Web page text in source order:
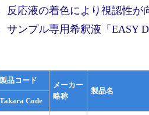
反応液の着色により視認性が
サンプル専用希釈液「EASY
製品コード
メーカー
略称
製品名
Takara Code